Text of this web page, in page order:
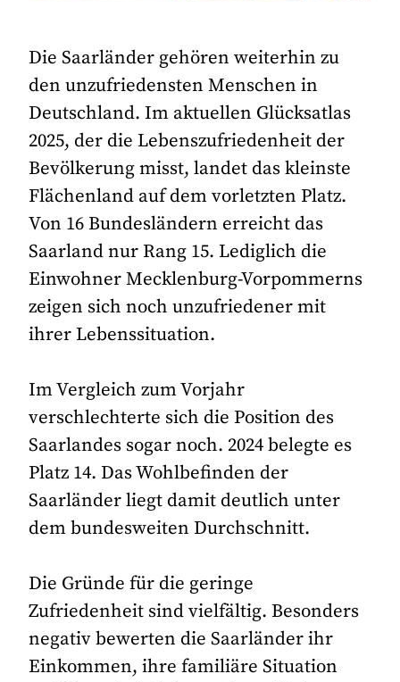
Die Saarländer gehören weiterhin zu
den unzufriedensten Menschen in
Deutschland. Im aktuellen Glücksatlas
2025, der die Lebenszufriedenheit der
Bevölkerung misst, landet das kleinste
Flächenland auf dem vorletzten Platz.
Von 16 Bundesländern erreicht das
Saarland nur Rang 15. Lediglich die
Einwohner Mecklenburg-Vorpommerns
zeigen sich noch unzufriedener mit
ihrer Lebenssituation.
Im Vergleich zum Vorjahr
verschlechterte sich die Position des
Saarlandes sogar noch. 2024 belegte es
Platz 14. Das Wohlbefinden der
Saarländer liegt damit deutlich unter
dem bundesweiten Durchschnitt.
Die Gründe für die geringe
Zufriedenheit sind vielfältig. Besonders
negativ bewerten die Saarländer ihr
Einkommen, ihre familiäre Situation